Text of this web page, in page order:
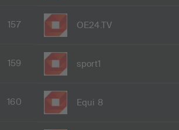
157 OE24.TV
159 sport1
160 Equi 8